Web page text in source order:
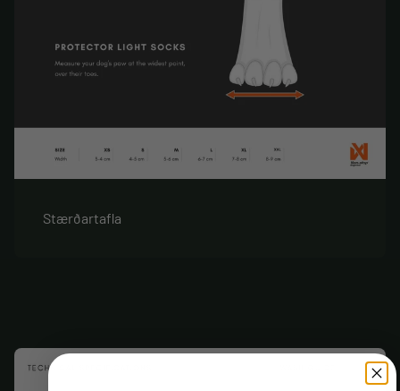
Stærðartafla